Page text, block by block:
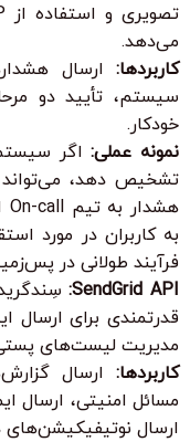
می‌دهد.
کاربردها:
خودکار.
نمونه عملی:اگر سیستم
به کاربران در مورد
فرآیند طولانی در
SendGrid API:
قدرتمندی برای ارسال
مدیریت لیست‌های
کاربردها:
مسائل امنیتی، ارسال
ارسال نوتیفیکیشن‌های